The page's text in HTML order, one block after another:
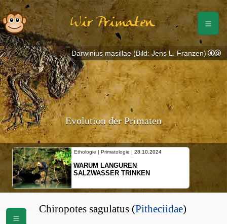
Wir Primaten
Evolution der Primaten
Ethologie | Primatologie | 28.10.2024
WARUM LANGUREN
SALZWASSER TRINKEN
Darwinius masillae (Bild: Jens L. Franzen)
Chiropotes sagulatus (Pitheciidae)